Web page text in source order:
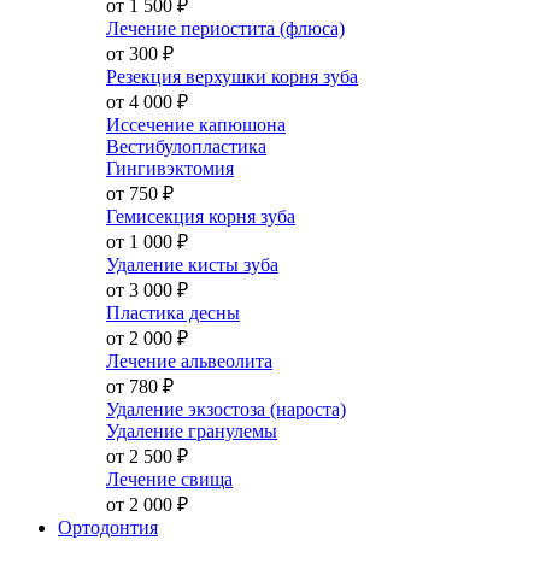
от 1 500 ₽
Лечение периостита (флюса)
от 300 ₽
Резекция верхушки корня зуба
от 4 000 ₽
Иссечение капюшона
Вестибулопластика
Гингивэктомия
от 750 ₽
Гемисекция корня зуба
от 1 000 ₽
Удаление кисты зуба
от 3 000 ₽
Пластика десны
от 2 000 ₽
Лечение альвеолита
от 780 ₽
Удаление экзостоза (нароста)
Удаление гранулемы
от 2 500 ₽
Лечение свища
от 2 000 ₽
Ортодонтия